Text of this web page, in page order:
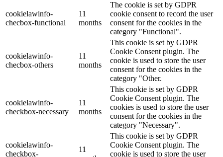
cookielawinfo-
checbox-functional
11
months
The cookie is set by GDPR
cookie consent to record the user
consent for the cookies in the
category "Functional".
cookielawinfo-
checbox-others
11
months
This cookie is set by GDPR
Cookie Consent plugin. The
cookie is used to store the user
consent for the cookies in the
category "Other.
cookielawinfo-
checkbox-necessary
11
months
This cookie is set by GDPR
Cookie Consent plugin. The
cookies is used to store the user
consent for the cookies in the
category "Necessary".
cookielawinfo-
checkbox-
11
This cookie is set by GDPR
Cookie Consent plugin. The
cookie is used to store the user